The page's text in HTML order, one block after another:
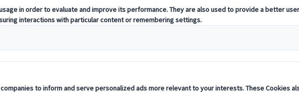
ン・パウ病院＆ガウディ通り散策付き 日本語ガイ
バルセロナ 世界遺産グ
街ツアー （日本語観光ガ